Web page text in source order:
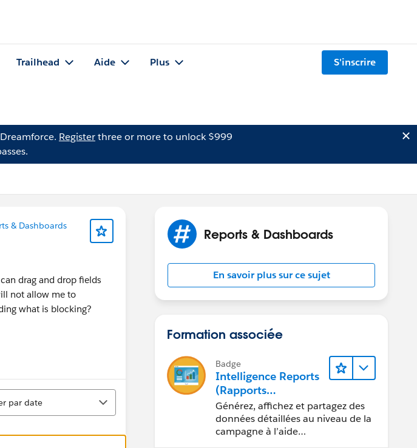
Trailhead Aide Plus S'inscrire
Registerthree or more to unlock $999
& Dashboards
drag and drop fields
not allow me to
what is blocking?
par date
Reports & Dashboards
En savoir plus sur ce sujet
Formation associée
Badge
Intelligence Reports
(Rapports
Intelligence) pour
Engagement
Générez, affichez et partagez des
données détaillées au niveau de la
campagne à l’aide